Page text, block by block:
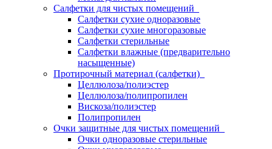
Салфетки для чистых помещений
Салфетки сухие одноразовые
Салфетки сухие многоразовые
Салфетки стерильные
Салфетки влажные (предварительно
насыщенные)
Протирочный материал (салфетки)
Целлюлоза/полиэстер
Целлюлоза/полипропилен
Вискоза/полиэстер
Полипропилен
Очки защитные для чистых помещений
Очки одноразовые стерильные